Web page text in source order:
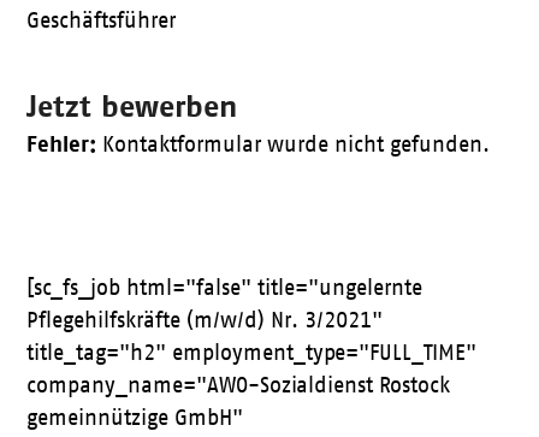
Geschäftsführer
Jetzt bewerben
Fehler: Kontaktformular wurde nicht gefunden.
[sc_fs_job html="false" title="ungelernte
Pflegehilfskräfte (m/w/d) Nr. 3/2021"
title_tag="h2" employment_type="FULL_TIME"
company_name="AWO-Sozialdienst Rostock
gemeinnützige GmbH"